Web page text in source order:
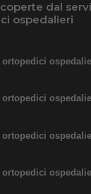
dal
ospedalieri
ortopedici
ortopedici